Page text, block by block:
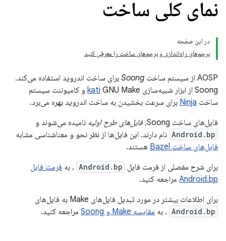
نمای کلی ساخت
در این صفحه
پرچم‌های راه‌اندازی و پرچم‌های ساخت را معرفی کنید
AOSP از سیستم ساخت Soong برای ساخت اندروید استفاده می‌کند.
Soong از ابزار شبیه‌سازی
kati GNU Make و کامپوننت سیستم
ساخت Ninja برای سرعت بخشیدن به ساخت اندروید بهره می‌برد.
فایل‌های ساخت Soong،
فایل‌های طرح اولیه نامیده می‌شوند و
Android.bp نام دارند. این فایل‌ها از نظر نحو و معناشناسی مشابه
فایل‌های ساخت Bazel
هستند.
برای شرح مفصلی از فرمت فایل Android.bp ، به فرمت فایل
Android.bp مراجعه کنید.
برای اطلاعات بیشتر در مورد تبدیل فایل‌های Make به فایل‌های
Android.bp ، به مقایسه Make و Soong مراجعه کنید.